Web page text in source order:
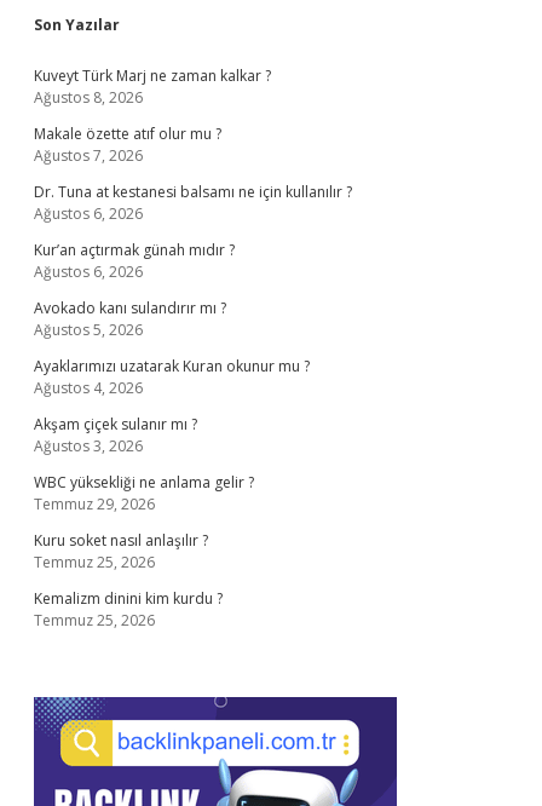
Sidebar
Son Yazılar
Kuveyt Türk Marj ne zaman kalkar ?
Ağustos 8, 2026
Makale özette atıf olur mu ?
Ağustos 7, 2026
Dr. Tuna at kestanesi balsamı ne için kullanılır ?
Ağustos 6, 2026
Kur’an açtırmak günah mıdır ?
Ağustos 6, 2026
Avokado kanı sulandırır mı ?
Ağustos 5, 2026
Ayaklarımızı uzatarak Kuran okunur mu ?
Ağustos 4, 2026
Akşam çiçek sulanır mı ?
Ağustos 3, 2026
WBC yüksekliği ne anlama gelir ?
Temmuz 29, 2026
Kuru soket nasıl anlaşılır ?
Temmuz 25, 2026
Kemalizm dinini kim kurdu ?
Temmuz 25, 2026